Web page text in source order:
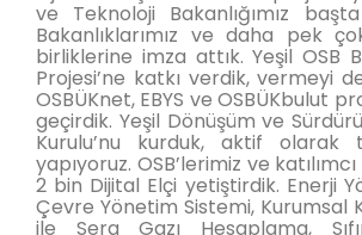
ve Teknoloji Bakanlığımız
Bakanlıklarımız ve daha pek
birliklerine imza attık. Yeşil OSB
Projesi’ne katkı verdik, vermeyi
OSBÜKnet, EBYS ve OSBÜKbulut
geçirdik. Yeşil Dönüşüm ve
Kurulu’nu kurduk, aktif olarak
yapıyoruz. OSB’lerimiz ve
2 bin Dijital Elçi yetiştirdik. Enerji
Çevre Yönetim Sistemi, Kurumsal
ile Sera Gazı Hesaplama,